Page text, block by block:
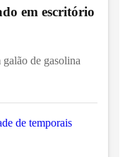
em escritório
de gasolina